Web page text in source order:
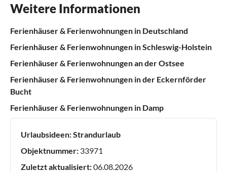
Weitere Informationen
Ferienhäuser & Ferienwohnungen in Deutschland
Ferienhäuser & Ferienwohnungen in Schleswig-Holstein
Ferienhäuser & Ferienwohnungen an der Ostsee
Ferienhäuser & Ferienwohnungen in der Eckernförder
Bucht
Ferienhäuser & Ferienwohnungen in Damp
Urlaubsideen:Strandurlaub
Objektnummer: 33971
Zuletzt aktualisiert:06.08.2026